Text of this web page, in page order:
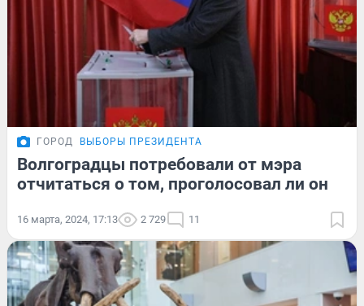
ГОРОД ВЫБОРЫ ПРЕЗИДЕНТА
Волгоградцы потребовали от мэра
отчитаться о том, проголосовал ли он
16 марта, 2024, 17:13 2 729 11